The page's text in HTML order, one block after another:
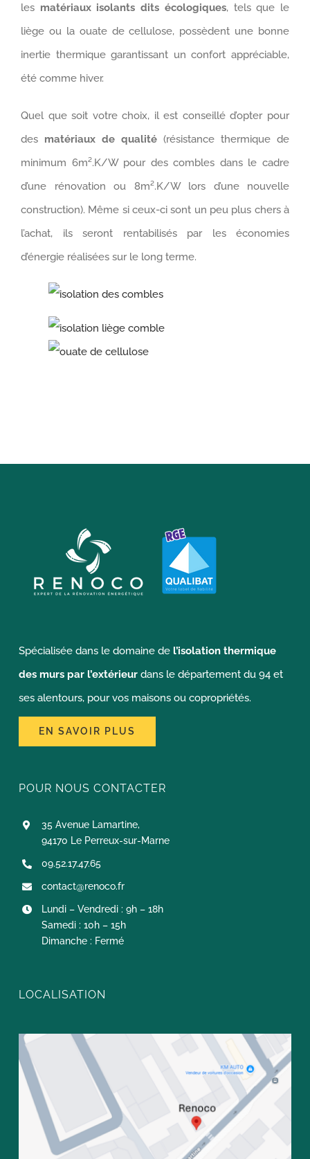
les matériaux isolants dits écologiques, tels que le
liège ou la ouate de cellulose, possèdent une bonne
inertie thermique garantissant un confort appréciable,
été comme hiver.
Quel que soit votre choix, il est conseillé d’opter pour
des matériaux de qualité (résistance thermique de
minimum 6m².K/W pour des combles dans le cadre
d’une rénovation ou 8m².K/W lors d’une nouvelle
construction). Même si ceux-ci sont un peu plus chers à
l’achat, ils seront rentabilisés par les économies
d’énergie réalisées sur le long terme.
Spécialisée dans le domaine del’isolation thermique
des murs par l’extérieurdans le département du 94 et
ses alentours, pour vos maisons ou copropriétés.
EN SAVOIR PLUS
POUR NOUS CONTACTER
35 Avenue Lamartine,
94170 Le Perreux-sur-Marne
09.52.17.47.65
contact@renoco.fr
Lundi – Vendredi : 9h – 18h
Samedi : 10h – 15h
Dimanche : Fermé
LOCALISATION